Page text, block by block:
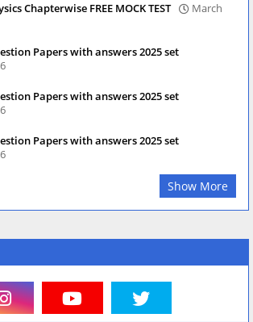
Chapterwise FREE MOCK TEST
March
Papers with answers 2025 set
Papers with answers 2025 set
Papers with answers 2025 set
Show More